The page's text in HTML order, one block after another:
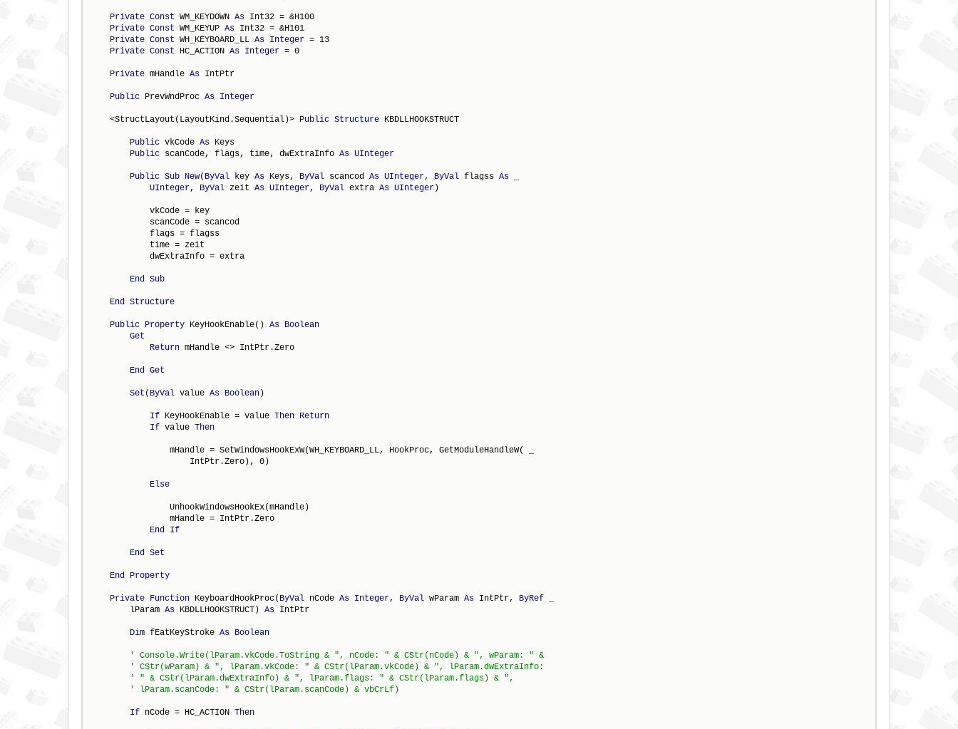
Private Const WM_KEYDOWN As Int32 = &H100
Private Const WM_KEYUP As Int32 = &H101
Private Const WH_KEYBOARD_LL As Integer = 13
Private Const HC_ACTION As Integer = 0
Private mHandle As IntPtr
Public PrevWndProc As Integer
    <StructLayout(LayoutKind.Sequential)>
Public Structure KBDLLHOOKSTRUCT
Public vkCode As Keys
Public scanCode, flags, time, dwExtraInfo As UInteger
Public Sub New( ByVal key As Keys, ByVal scancod As UInteger, ByVal flagss As _
UInteger, ByVal zeit As UInteger, ByVal extra As UInteger)
            vkCode = key
            scanCode = scancod
            flags = flagss
            time = zeit
            dwExtraInfo = extra
End Sub
End Structure
Public Property KeyHookEnable() As Boolean
Get
Return mHandle <> IntPtr.Zero
End Get
Set ( ByVal value As Boolean)
If KeyHookEnable = value Then Return
If value Then
                mHandle = SetWindowsHookExW(WH_KEYBOARD_LL, HookProc, GetModuleHandleW( _
                    IntPtr.Zero), 0)
Else
                UnhookWindowsHookEx(mHandle)
                mHandle = IntPtr.Zero
End If
End Set
End Property
Private Function KeyboardHookProc( ByVal nCode As Integer, ByVal wParam As IntPtr, ByRef _
        lParam
As KBDLLHOOKSTRUCT) As IntPtr
Dim fEatKeyStroke As Boolean
' Console.Write(lParam.vkCode.ToString & ", nCode: " & CStr(nCode) & ", wParam: " &
' CStr(wParam) & ", lParam.vkCode: " & CStr(lParam.vkCode) & ", lParam.dwExtraInfo:
' " & CStr(lParam.dwExtraInfo) & ", lParam.flags: " & CStr(lParam.flags) & ",
' lParam.scanCode: " & CStr(lParam.scanCode) & vbCrLf)
If nCode = HC_ACTION Then